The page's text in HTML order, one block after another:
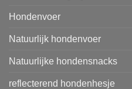
Hondenvoer
Natuurlijk hondenvoer
Natuurlijke hondensnacks
reflecterend hondenhesje